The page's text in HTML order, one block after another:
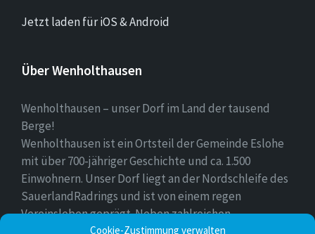
Cookie-Zustimmung verwalten
Jetzt laden für iOS & Android
Über Wenholthausen
Wenholthausen – unser Dorf im Land der tausend
Berge!
Wenholthausen ist ein Ortsteil der Gemeinde Eslohe
mit über 700-jähriger Geschichte und ca. 1.500
Einwohnern. Unser Dorf liegt an der Nordschleife des
SauerlandRadrings und ist von einem regen
Vereinsleben geprägt. Neben zahlreichen
Freizeitmöglichkeiten ist unser Ort für sein